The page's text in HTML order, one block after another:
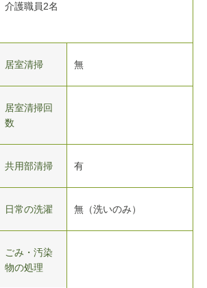
介護職員2名
居室清掃 無
居室清掃回
数
共用部清掃 有
日常の洗濯 無（洗いのみ）
ごみ・汚染
物の処理